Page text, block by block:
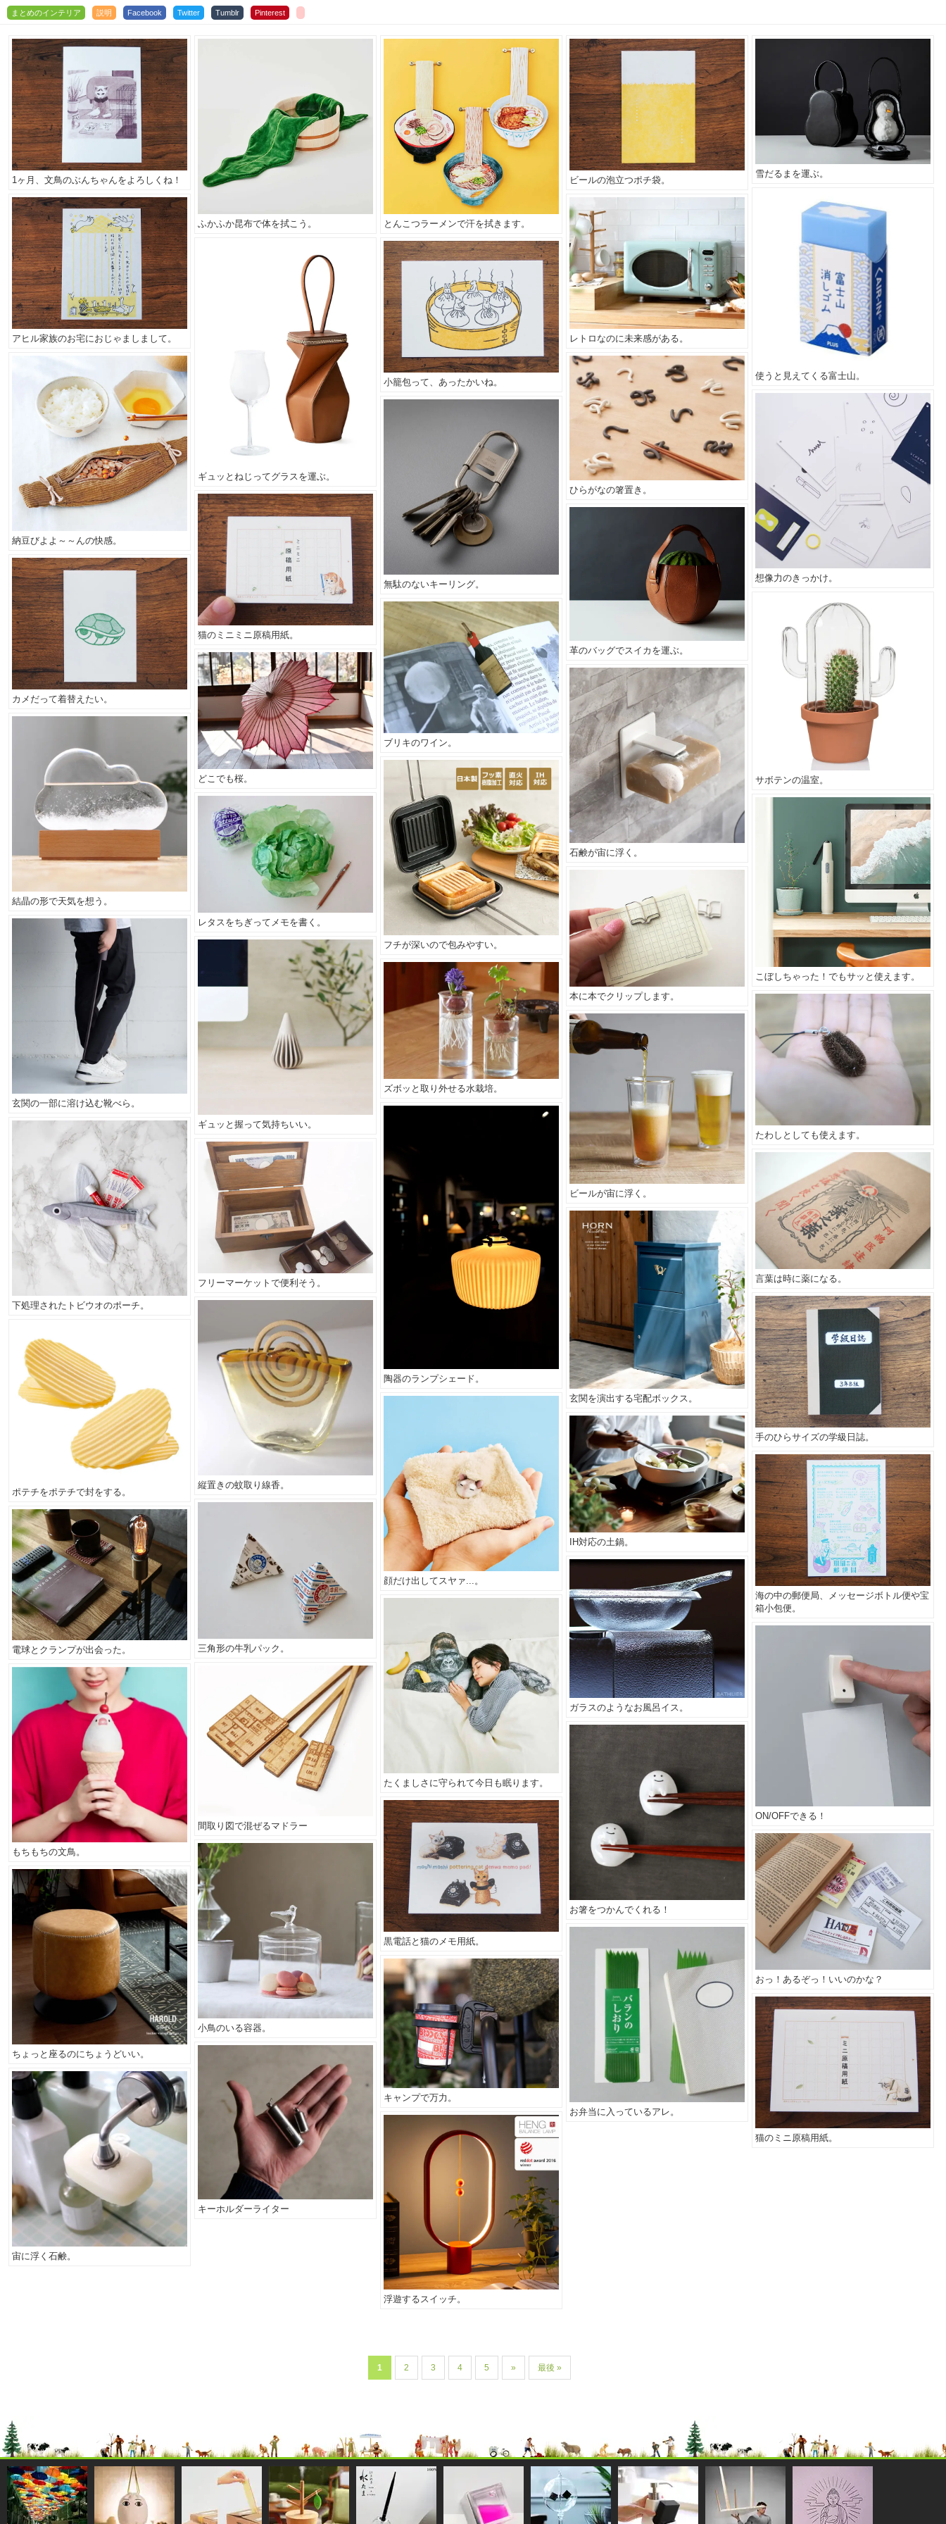
まとめのインテリア 説明 Facebook Twitter Tumblr Pinterest
1ヶ月、文鳥のぶんちゃんをよろしくね！
ふかふか昆布で体を拭こう。 とんこつラーメンで汗を拭きます。
ビールの泡立つポチ袋。
雪だるまを運ぶ。
使うと見えてくる富士山。
アヒル家族のお宅におじゃましまして。 レトロなのに未来感がある。
ギュッとねじってグラスを運ぶ。
小籠包って、あったかいね。
納豆びよよ～～んの快感。
ひらがなの箸置き。
想像力のきっかけ。
無駄のないキーリング。
猫のミニミニ原稿用紙。
革のバッグでスイカを運ぶ。
カメだって着替えたい。
サボテンの温室。
ブリキのワイン。
どこでも桜。
石鹸が宙に浮く。
結晶の形で天気を想う。
フチが深いので包みやすい。
レタスをちぎってメモを書く。
こぼしちゃった！でもサッと使えます。
本に本でクリップします。
玄関の一部に溶け込む靴べら。
ギュッと握って気持ちいい。
ズボッと取り外せる水栽培。
たわしとしても使えます。
ビールが宙に浮く。
陶器のランプシェード。
下処理されたトビウオのポーチ。
フリーマーケットで便利そう。 言葉は時に薬になる。
玄関を演出する宅配ボックス。
手のひらサイズの学級日誌。
縦置きの蚊取り線香。
ポテチをポテチで封をする。
顔だけ出してスヤァ...。
IH対応の土鍋。
海の中の郵便局、メッセージボトル便や宝
箱小包便。
三角形の牛乳パック。
電球とクランプが出会った。
ガラスのようなお風呂イス。
たくましさに守られて今日も眠ります。
ON/OFFできる！
間取り図で混ぜるマドラー
もちもちの文鳥。
お箸をつかんでくれる！
黒電話と猫のメモ用紙。
おっ！あるぞっ！いいのかな？
小鳥のいる容器。
ちょっと座るのにちょうどいい。
お弁当に入っているアレ。
キャンプで万力。
猫のミニ原稿用紙。
キーホルダーライター
宙に浮く石鹸。
浮遊するスイッチ。
1 2 3 4 5 » 最後 »